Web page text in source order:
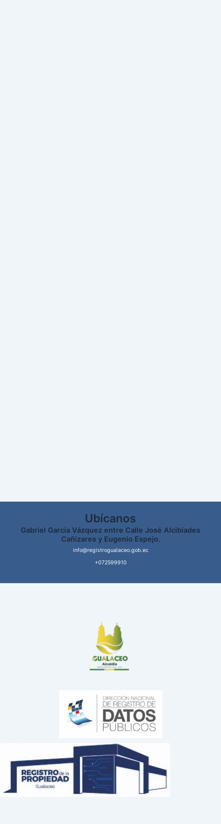
Ubícanos
Gabriel García Vázquez entre Calle José Alcibiades
Cañizares y Eugenio Espejo.
info@registrogualaceo.gob.ec
+072599910